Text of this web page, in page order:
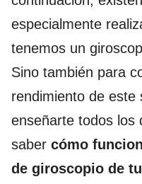
especialmente
tenemos un
Sino también para
rendimiento de
enseñarte todos los
saber cómo
de giroscopio de